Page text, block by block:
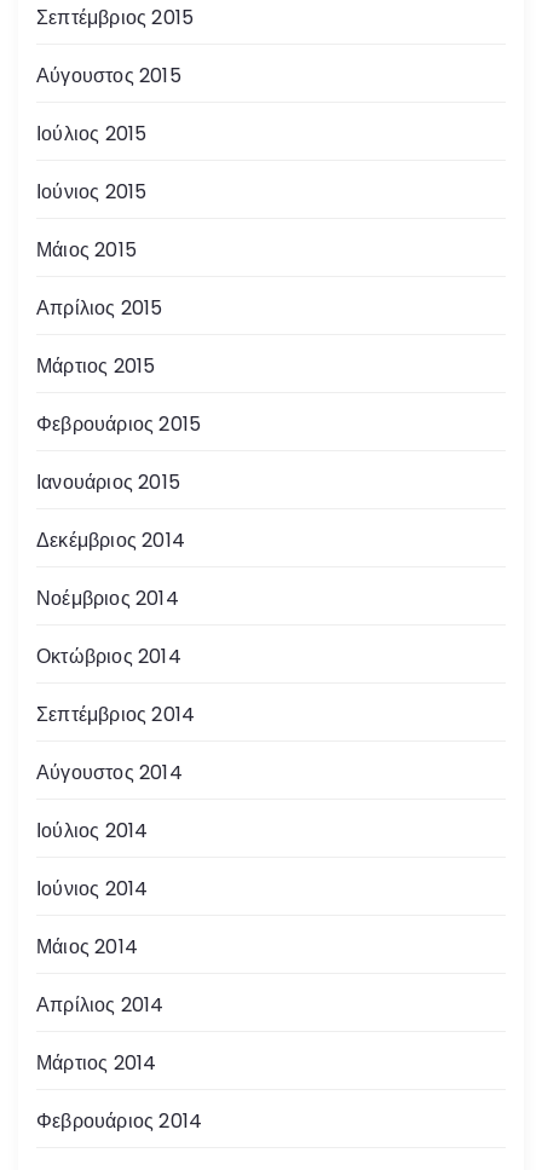
Σεπτέμβριος 2015
Αύγουστος 2015
Ιούλιος 2015
Ιούνιος 2015
Μάιος 2015
Απρίλιος 2015
Μάρτιος 2015
Φεβρουάριος 2015
Ιανουάριος 2015
Δεκέμβριος 2014
Νοέμβριος 2014
Οκτώβριος 2014
Σεπτέμβριος 2014
Αύγουστος 2014
Ιούλιος 2014
Ιούνιος 2014
Μάιος 2014
Απρίλιος 2014
Μάρτιος 2014
Φεβρουάριος 2014